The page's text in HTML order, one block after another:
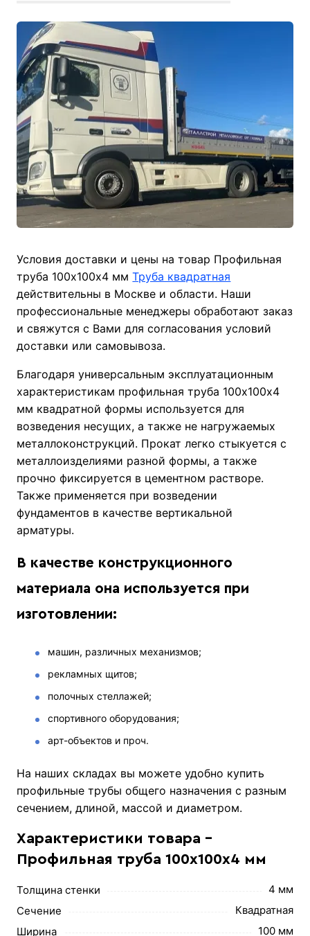
Условия доставки и цены на товар Профильная
труба 100х100х4 ммТруба квадратная
действительны в Москве и области. Наши
профессиональные менеджеры обработают заказ
и свяжутся с Вами для согласования условий
доставки или самовывоза.
Благодаря универсальным эксплуатационным
характеристикам профильная труба 100х100х4
мм квадратной формы используется для
возведения несущих, а также не нагружаемых
металлоконструкций. Прокат легко стыкуется с
металлоизделиями разной формы, а также
прочно фиксируется в цементном растворе.
Также применяется при возведении
фундаментов в качестве вертикальной
арматуры.
В качестве конструкционного
материала она используется при
изготовлении:
машин, различных механизмов;
рекламных щитов;
полочных стеллажей;
спортивного оборудования;
арт-объектов и проч.
На наших складах вы можете удобно купить
профильные трубы общего назначения с разным
сечением, длиной, массой и диаметром.
Характеристики товара -
Профильная труба 100х100х4 мм
Толщина стенки
4 мм
Сечение
Квадратная
Ширина
100 мм